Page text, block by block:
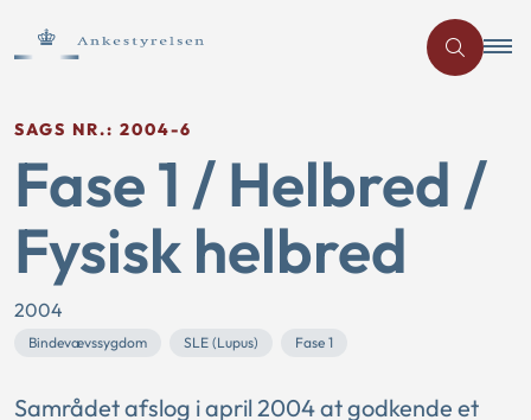
SAGS NR.: 2004-6
Fase 1 / Helbred /
Fysisk helbred
2004
Bindevævssygdom SLE (Lupus) Fase 1
Samrådet afslog i april 2004 at godkende et